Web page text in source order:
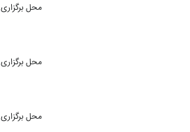
محل برگزاری
محل برگزاری
محل برگزاری